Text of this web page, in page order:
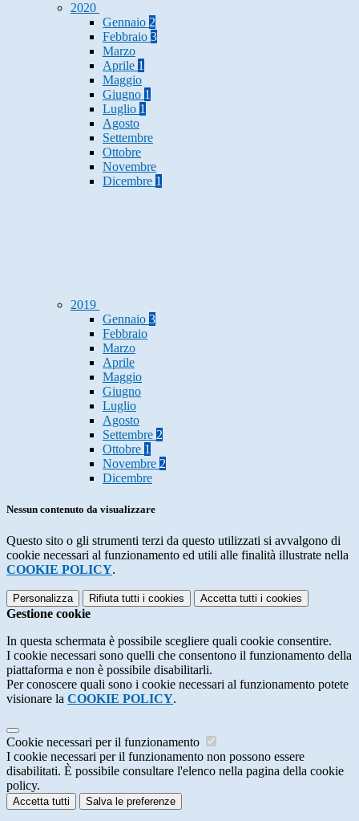
2020
Gennaio 2
Febbraio 3
Marzo
Aprile 1
Maggio
Giugno 1
Luglio 1
Agosto
Settembre
Ottobre
Novembre
Dicembre 1
2019
Gennaio 3
Febbraio
Marzo
Aprile
Maggio
Giugno
Luglio
Agosto
Settembre 2
Ottobre 1
Novembre 2
Dicembre
Nessun contenuto da visualizzare
Questo sito o gli strumenti terzi da questo utilizzati si avvalgono di
cookie necessari al funzionamento ed utili alle finalità illustrate nella
COOKIE POLICY.
Personalizza Rifiuta tutti i cookies Accetta tutti i cookies
Gestione cookie
In questa schermata è possibile scegliere quali cookie consentire.
I cookie necessari sono quelli che consentono il funzionamento della
piattaforma e non è possibile disabilitarli.
Per conoscere quali sono i cookie necessari al funzionamento potete
visionare la COOKIE POLICY.
Cookie necessari per il funzionamento
I cookie necessari per il funzionamento non possono essere
disabilitati. È possibile consultare l'elenco nella pagina della cookie
policy.
Accetta tutti Salva le preferenze